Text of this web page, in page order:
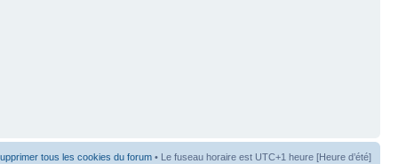
tous les cookies du forum • Le fuseau horaire est UTC+1 heure [Heure d’été]